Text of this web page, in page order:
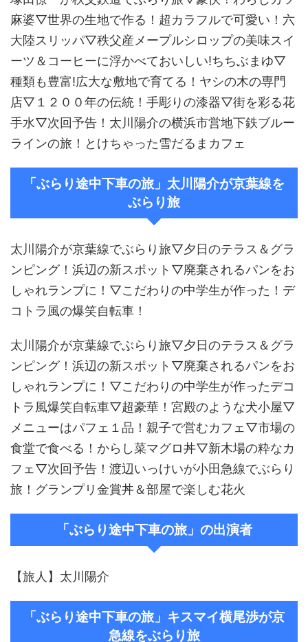
麻婆▽世界の生地で作る！超カラフルで可愛い！六
大陸スリッパ▽秩父産メープルシロップの美味スイ
ーツ＆コーヒーに浮かべておいしい!ちちぶまゆ▽
種類も豊富!広大な敷地で育てる！ヤシの木の専門
店▽１２００年の伝統！手彫りの漆器▽街を彩る花
手水▽次回予告！太川陽介の横浜市営地下鉄ブルー
ラインの旅！とけちゃった雪だるまカフェ
「ぶらり途中下車の旅」太川陽介が京葉線を
ぶらり旅
太川陽介が京葉線でぶらり旅▽夕日のテラス＆グラ
ンピング！浜辺の新スポット▽廃棄されるパンをお
しゃれランプに！▽こだわりの中学生が作った！デ
コトラ風の爆笑自転車！
太川陽介が京葉線でぶらり旅▽夕日のテラス＆グラ
ンピング！浜辺の新スポット▽廃棄されるパンをお
しゃれランプに！▽こだわりの中学生が作ったデコ
トラ風爆笑自転車▽超豪華！宮殿のような犬小屋▽
メニューはパフェ１品！親子で営むカフェ▽市場の
食堂で食べる！からし菜マグロ丼▽新木場の粋なカ
フェ▽次回予告！渡辺いっけいが小田急線でぶらり
旅！グランプリ金賞丼＆部屋で楽しむ花火
「ぶらり途中下車の旅」の出演者
【旅人】太川陽介
「ぶらり途中下車の旅」キスマイ横尾渉が京
急線をぶらり旅